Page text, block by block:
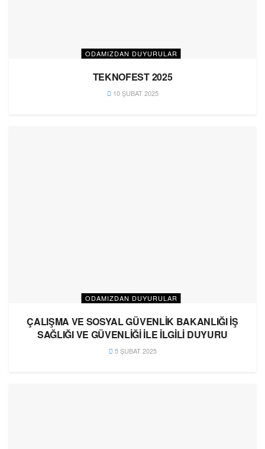
ODAMIZDAN DUYURULAR
TEKNOFEST 2025
10 ŞUBAT 2025
ODAMIZDAN DUYURULAR
ÇALIŞMA VE SOSYAL GÜVENLİK BAKANLIĞI İŞ
SAĞLIĞI VE GÜVENLİĞİ İLE İLGİLİ DUYURU
5 ŞUBAT 2025